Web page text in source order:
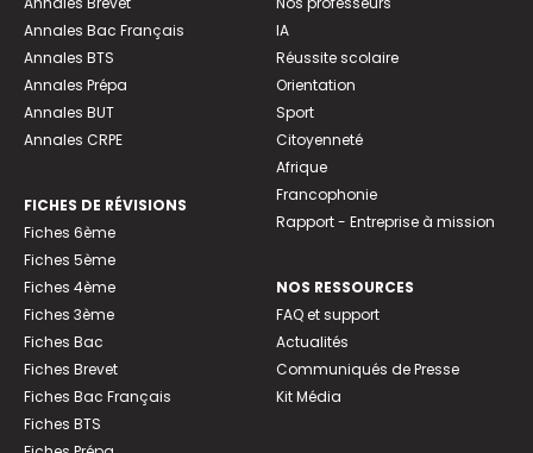
Annales Bac Français
Annales BTS
Annales Prépa
Annales BUT
Annales CRPE
FICHES DE RÉVISIONS
Fiches 6ème
Fiches 5ème
Fiches 4ème
Fiches 3ème
Fiches Bac
Fiches Brevet
Fiches Bac Français
Fiches BTS
IA
Réussite scolaire
Orientation
Sport
Citoyenneté
Afrique
Francophonie
Rapport - Entreprise à mission
NOS RESSOURCES
FAQ et support
Actualités
Communiqués de Presse
Kit Média